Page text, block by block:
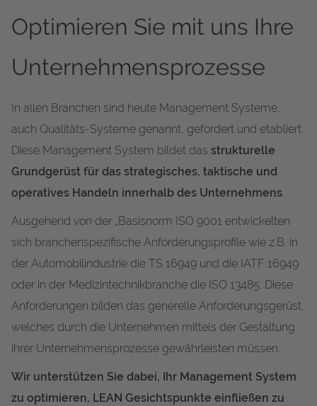
Optimieren Sie mit uns Ihre
Unternehmensprozesse
In allen Branchen sind heute Management Systeme,
auch Qualitäts-Systeme genannt, gefordert und etabliert.
Diese Management System bildet dasstrukturelle
Grundgerüst für das strategisches, taktische und
operatives Handeln innerhalb des Unternehmens.
Ausgehend von der „Basisnorm ISO 9001 entwickelten
sich branchenspezifische Anforderungsprofile wie z.B. in
der Automobilindustrie die TS 16949 und die IATF 16949
oder in der Medizintechnikbranche die ISO 13485. Diese
Anforderungen bilden das generelle Anforderungsgerüst,
welches durch die Unternehmen mittels der Gestaltung
ihrer Unternehmensprozesse gewährleisten müssen.
Wir unterstützen Sie dabei, Ihr Management System
zu optimieren, LEAN Gesichtspunkte einfließen zu